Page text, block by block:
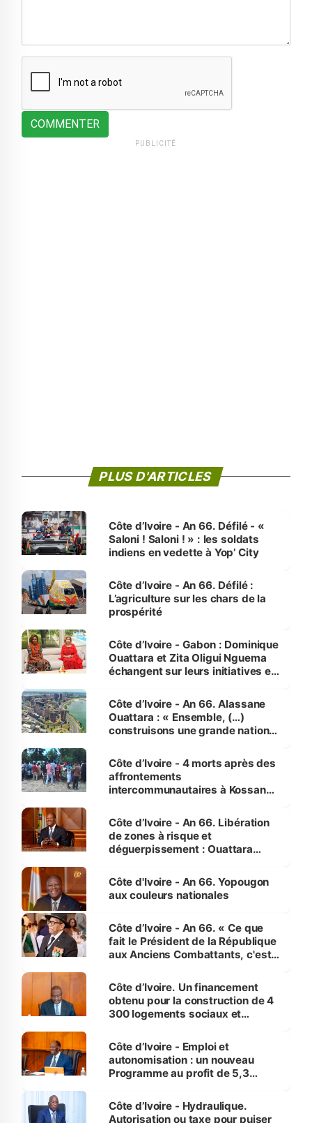
COMMENTER
PUBLICITÉ
PLUS D'ARTICLES
Côte d’Ivoire - An 66. Défilé - «
Saloni ! Saloni ! » : les soldats
indiens en vedette à Yop’ City
Côte d’Ivoire - An 66. Défilé :
L’agriculture sur les chars de la
prospérité
Côte d’Ivoire - Gabon : Dominique
Ouattara et Zita Oligui Nguema
échangent sur leurs initiatives en
enfants
Côte d’Ivoire - An 66. Alassane
Ouattara : « Ensemble, (…)
construisons une grande nation
générations futures »
Côte d’Ivoire - 4 morts après des
affrontements
intercommunautaires à Kossandji
milieu des sinistrés
Côte d’Ivoire - An 66. Libération
de zones à risque et
déguerpissement : Ouattara
l'Etat de droit pour préserver les
vies humaines »
Côte d'Ivoire - An 66. Yopougon
aux couleurs nationales
Côte d’Ivoire - An 66. « Ce que
fait le Président de la République
aux Anciens Combattants, c'est
Côte d’Ivoire. Un financement
obtenu pour la construction de 4
300 logements sociaux et
et Yamoussoukro
Côte d’Ivoire - Emploi et
autonomisation : un nouveau
Programme au profit de 5,3
Côte d’Ivoire - Hydraulique.
Autorisation ou taxe pour puiser